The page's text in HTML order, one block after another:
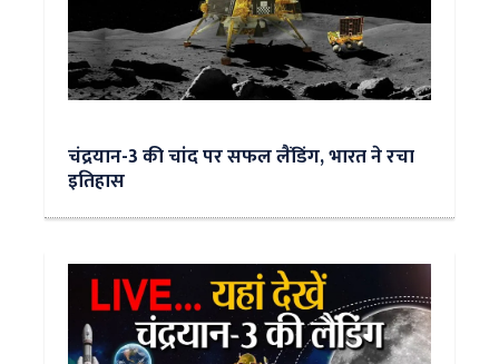
चंद्रयान-3 की चांद पर सफल लैंडिंग, भारत ने रचा
इतिहास